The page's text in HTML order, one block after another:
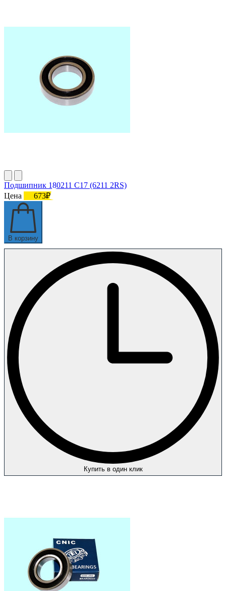
Подшипник 180211 C17 (6211 2RS)
Цена
673₽
В корзину
Купить в один клик